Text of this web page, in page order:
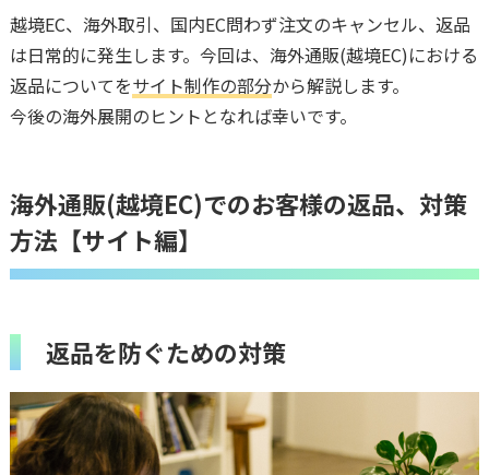
越境EC、海外取引、国内EC問わず注文のキャンセル、返品
は日常的に発生します。今回は、海外通販(越境EC)における
返品についてをサイト制作の部分から解説します。
今後の海外展開のヒントとなれば幸いです。
海外通販(越境EC)でのお客様の返品、対策
方法【サイト編】
返品を防ぐための対策